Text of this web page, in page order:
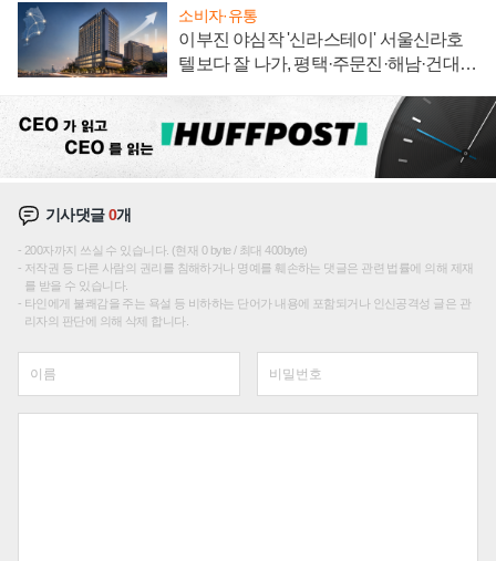
소비자·유통
이부진 야심작 '신라스테이' 서울신라호
텔보다 잘 나가, 평택·주문진·해남·건대로
기사댓글0개
200자까지 쓰실 수 있습니다. (현재 0 byte / 최대 400byte)
저작권 등 다른 사람의 권리를 침해하거나 명예를 훼손하는 댓글은 관련 법률에 의해 제재
를 받을 수 있습니다.
타인에게 불쾌감을 주는 욕설 등 비하하는 단어가 내용에 포함되거나 인신공격성 글은 관
리자의 판단에 의해 삭제 합니다.